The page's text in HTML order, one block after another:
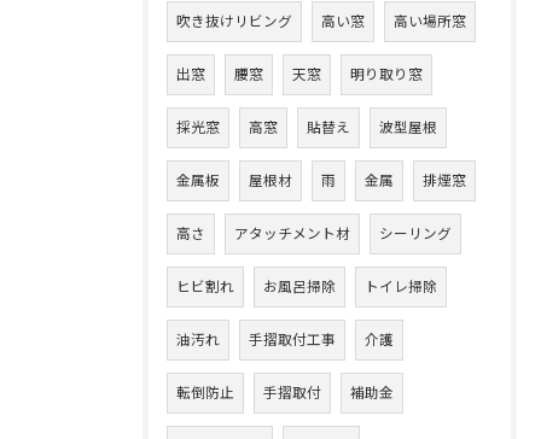
吹き抜けリビング 高い窓 高い場所窓
出窓 腰窓 天窓 明り取り窓
採光窓 高窓 貼替え 波型屋根
金属板 屋根材 雨 金属 排煙窓
高さ アタッチメント材 シーリング
ヒビ割れ お風呂掃除 トイレ掃除
油汚れ 手摺取付工事 介護
転倒防止 手摺取付 補助金